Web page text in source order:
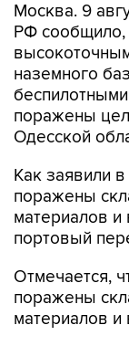
Москва. 9
РФ сообщило,
наземного
поражены
Одесской
Как заявили
поражены
материалов и
портовый
Отмечается,
поражены
материалов и